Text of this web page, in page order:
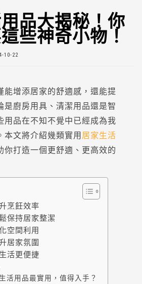
品大揭秘！你
些神奇小物！
10-22
能增添居家的舒適感，還能提
是廚房用具、清潔用品還是智
用品在不知不覺中已經成為我
本文將介紹幾類實用 居家生活
你打造一個更舒適、更高效的
烹飪效率
保持居家整潔
空間利用
居家氛圍
活更便捷
活用品最實用，值得入手？